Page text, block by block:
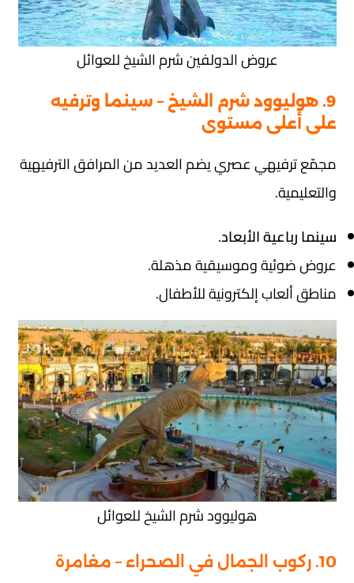
عروض الدولفين شرم الشيخ للعوائل
9. هوليوود شرم الشيخ – سينما وترفيه
على أعلى مستوى
مجمّع ترفيهي عصري يضم العديد من المرافق الترفيهية
والتعليمية.
سينما رباعية الأبعاد.
عروض ضوئية وموسيقية مذهلة.
مناطق ألعاب إلكترونية للأطفال.
هوليوود شرم الشيخ للعوائل
10. ركوب الجمال في الصحراء – مغامرة